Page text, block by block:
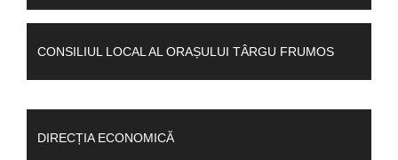
CONSILIUL LOCAL AL ORAȘULUI TÂRGU FRUMOS
DIRECȚIA ECONOMICĂ